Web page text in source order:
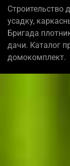
усадку,
Бригада
дачи. Каталог
домокомплект.